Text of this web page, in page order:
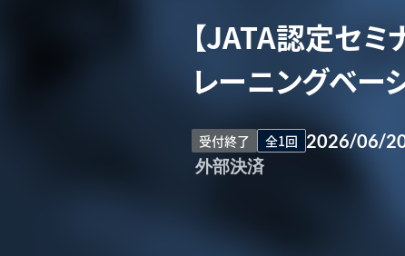
【JATA認定セミ
レーニングベー
受付終了 全1回 2026/06/
外部決済